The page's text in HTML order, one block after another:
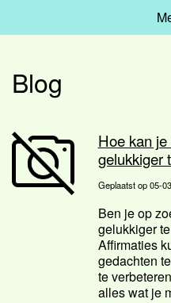
Blog
Hoe kan
gelukkiger
Geplaatst op 05-
Ben je op
gelukkiger
Affirmaties
gedachten
te
alles wat je